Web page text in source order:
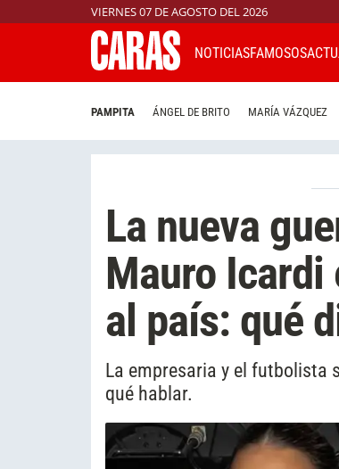
VIERNES 07 DE AGOSTO DEL 2026
NOTICIASFAMOSOS
PAMPITA ÁNGEL DE BRITO MARÍA VÁZQUEZ
La nueva
Mauro Icardi
al país: qué
La empresaria y el futbolista
qué hablar.